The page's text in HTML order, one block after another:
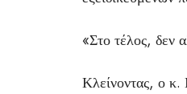
«Στο τέλος, δεν
Κλείνοντας, ο κ.